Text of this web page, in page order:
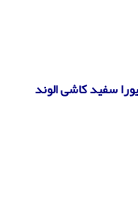
سفید کاشی الوند